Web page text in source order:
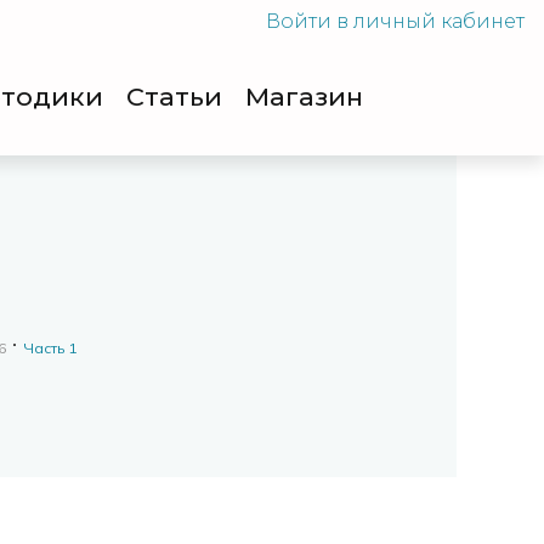
Войти в личный кабинет
Cтатьи Магазин
Часть 1